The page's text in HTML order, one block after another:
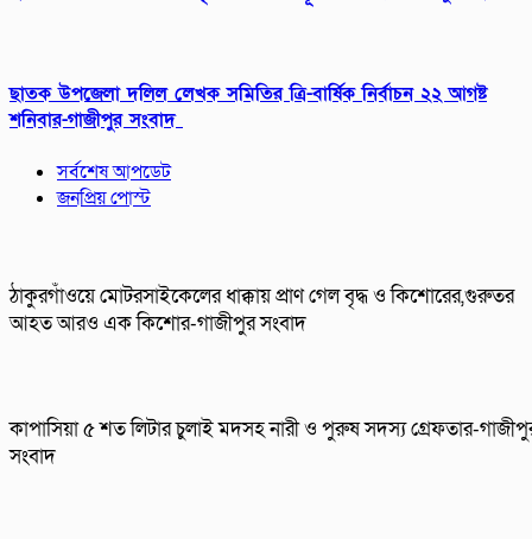
ছাতক উপজেলা দলিল লেখক সমিতির ত্রি-বার্ষিক নির্বাচন ২২ আগষ্ট
শনিবার-গাজীপুর সংবাদ
সর্বশেষ আপডেট
জনপ্রিয় পোস্ট
ঠাকুরগাঁওয়ে মোটরসাইকেলের ধাক্কায় প্রাণ গেল বৃদ্ধ ও কিশোরের,গুরুতর
আহত আরও এক কিশোর-গাজীপুর সংবাদ
কাপাসিয়া ৫ শত লিটার চুলাই মদসহ নারী ও পুরুষ সদস্য গ্রেফতার-
সংবাদ